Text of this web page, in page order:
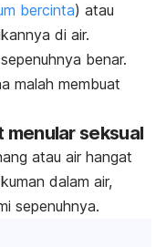
bercinta) atau
di air.
benar.
malah membuat
menular seksual
atau air hangat
dalam air,
sepenuhnya.